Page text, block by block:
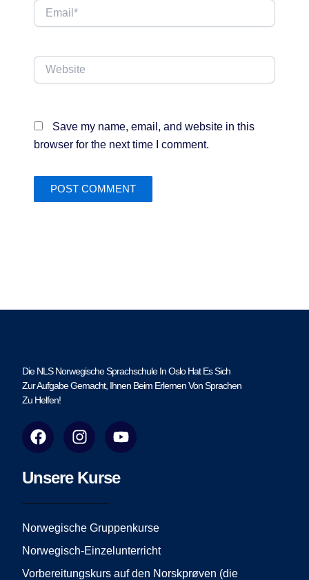
Email*
Website
Save my name, email, and website in this
browser for the next time I comment.
Die NLS Norwegische Sprachschule In Oslo Hat Es Sich
Zur Aufgabe Gemacht, Ihnen Beim Erlernen Von Sprachen
Zu Helfen!
F
a
e
o
o
I
n
t
g
r
m
Y
o
t
e
Unsere Kurse
Norwegische Gruppenkurse
Norwegisch-Einzelunterricht
Vorbereitungskurs auf den Norskprøven (die